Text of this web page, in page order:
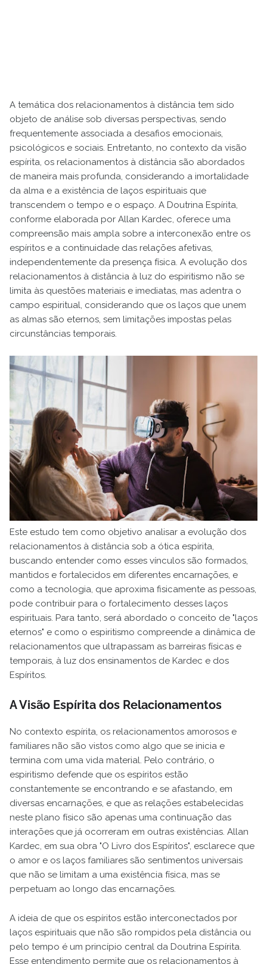
A temática dos relacionamentos à distância tem sido
objeto de análise sob diversas perspectivas, sendo
frequentemente associada a desafios emocionais,
psicológicos e sociais. Entretanto, no contexto da visão
espírita, os relacionamentos à distância são abordados
de maneira mais profunda, considerando a imortalidade
da alma e a existência de laços espirituais que
transcendem o tempo e o espaço. A Doutrina Espírita,
conforme elaborada por Allan Kardec, oferece uma
compreensão mais ampla sobre a interconexão entre os
espíritos e a continuidade das relações afetivas,
independentemente da presença física. A evolução dos
relacionamentos à distância à luz do espiritismo não se
limita às questões materiais e imediatas, mas adentra o
campo espiritual, considerando que os laços que unem
as almas são eternos, sem limitações impostas pelas
circunstâncias temporais.
Este estudo tem como objetivo analisar a evolução dos
relacionamentos à distância sob a ótica espírita,
buscando entender como esses vínculos são formados,
mantidos e fortalecidos em diferentes encarnações, e
como a tecnologia, que aproxima fisicamente as pessoas,
pode contribuir para o fortalecimento desses laços
espirituais. Para tanto, será abordado o conceito de "laços
eternos" e como o espiritismo compreende a dinâmica de
relacionamentos que ultrapassam as barreiras físicas e
temporais, à luz dos ensinamentos de Kardec e dos
Espíritos.
A Visão Espírita dos Relacionamentos
No contexto espírita, os relacionamentos amorosos e
familiares não são vistos como algo que se inicia e
termina com uma vida material. Pelo contrário, o
espiritismo defende que os espíritos estão
constantemente se encontrando e se afastando, em
diversas encarnações, e que as relações estabelecidas
neste plano físico são apenas uma continuação das
interações que já ocorreram em outras existências. Allan
Kardec, em sua obra "O Livro dos Espíritos", esclarece que
o amor e os laços familiares são sentimentos universais
que não se limitam a uma existência física, mas se
perpetuam ao longo das encarnações.
A ideia de que os espíritos estão interconectados por
laços espirituais que não são rompidos pela distância ou
pelo tempo é um princípio central da Doutrina Espírita.
Esse entendimento permite que os relacionamentos à